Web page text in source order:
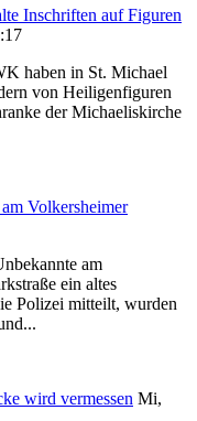
Inschriften auf Figuren
haben in St. Michael
von Heiligenfiguren
der Michaeliskirche
Volkersheimer
am
ein altes
Polizei mitteilt, wurden
wird vermessen Mi,